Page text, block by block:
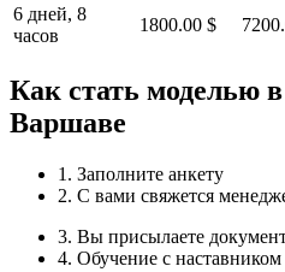
6 дней, 8
часов
1800.00 $
Как стать моделью
Варшаве
1. Заполните анкету
2. С вами свяжется
3. Вы присылаете
4. Обучение с